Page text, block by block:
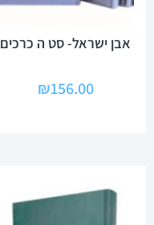
אבן ישראל- סט ה כרכים
₪156.00